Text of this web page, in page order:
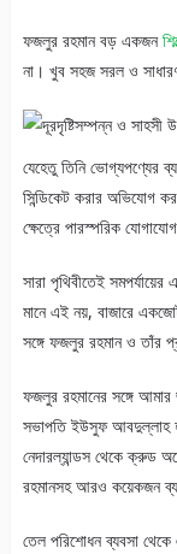
ফজলুর রহমান বড় একজন
না। খুব সহজ সরল ও
যেহেতু তিনি ভোগ্যপণ্যের
সিন্ডিকেট করার অভিযোগ
ক্ষেত্রে পারস্পরিক
সারা পৃথিবীতেই সমপর্যায়ের
মানে এই নয়, বাজারে
সঙ্গে ফজলুর রহমান ও তাঁর
ফজলুর রহমানের সঙ্গে আমার
সভাপতি ইউসুফ আবদুল্লাহ
নেদারল্যান্ডস থেকে ক্রুড
রহমানসহ আরও কয়েকজন
তেল পরিশোধন ব্যবসা